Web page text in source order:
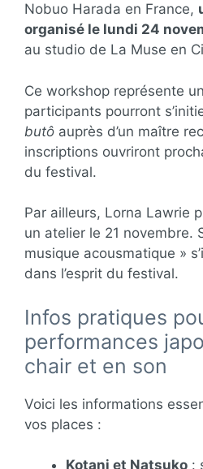
Nobuo Harada en France,
organisé le lundi 24
au studio de La Muse en
Ce workshop représente
participants pourront
butô auprès d’un maître
inscriptions ouvriront
du festival.
Par ailleurs, Lorna Lawrie
un atelier le 21 novembre.
musique acousmatique »
dans l’esprit du festival.
Infos pratiques
performances
chair et en son
Voici les informations
vos places :
Kotani et Natsuko :